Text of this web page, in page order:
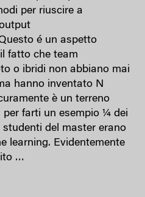
per riuscire a
é un aspetto
fatto che team
o ibridi non abbiano mai
hanno inventato N
è un terreno
per farti un esempio ¼ dei
del master erano
learning. Evidentemente
…